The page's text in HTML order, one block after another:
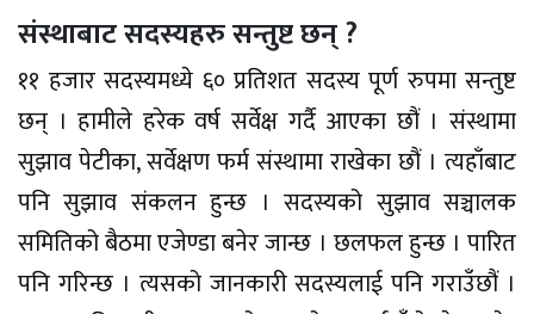
संस्थाबाट सदस्यहरु सन्तुष्ट छन् ?
११ हजार सदस्यमध्ये ६० प्रतिशत सदस्य पूर्ण रुपमा सन्तुष्ट
छन् । हामीले हरेक वर्ष सर्वेक्ष गर्दै आएका छौं । संस्थामा
सुझाव पेटीका, सर्वेक्षण फर्म संस्थामा राखेका छौं । त्यहाँबाट
पनि सुझाव संकलन हुन्छ । सदस्यको सुझाव सञ्चालक
समितिको बैठमा एजेण्डा बनेर जान्छ । छलफल हुन्छ । पारित
पनि गरिन्छ । त्यसको जानकारी सदस्यलाई पनि गराउँछौं ।